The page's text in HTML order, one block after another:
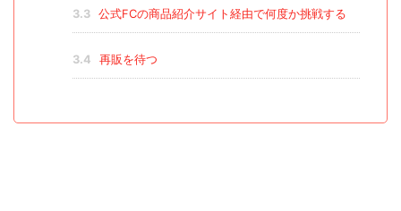
3.3 公式FCの商品紹介サイト経由で何度か挑戦する
3.4 再販を待つ